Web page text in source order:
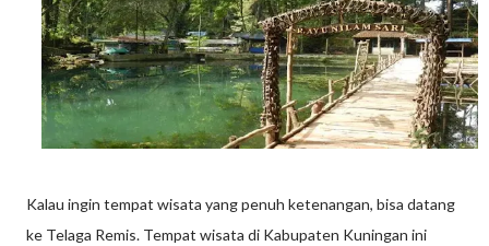
Kalau ingin tempat wisata yang penuh ketenangan, bisa datang
ke Telaga Remis. Tempat wisata di Kabupaten Kuningan ini